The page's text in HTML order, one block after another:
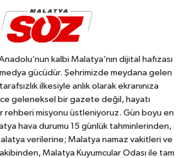
kalbi Malatya’nın dijital hafızası
gücüdür. Şehrimizde meydana gelen
ilkesiyle anlık olarak ekranınıza
geleneksel bir gazete değil, hayatı
rehberi misyonu üstleniyoruz. Gün boyu en
hava durumu 15 günlük tahminlerinden,
verilerine; Malatya namaz vakitleri ve
Malatya Kuyumcular Odası ile tam